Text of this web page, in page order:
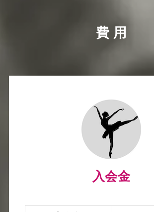
費 用
入会金